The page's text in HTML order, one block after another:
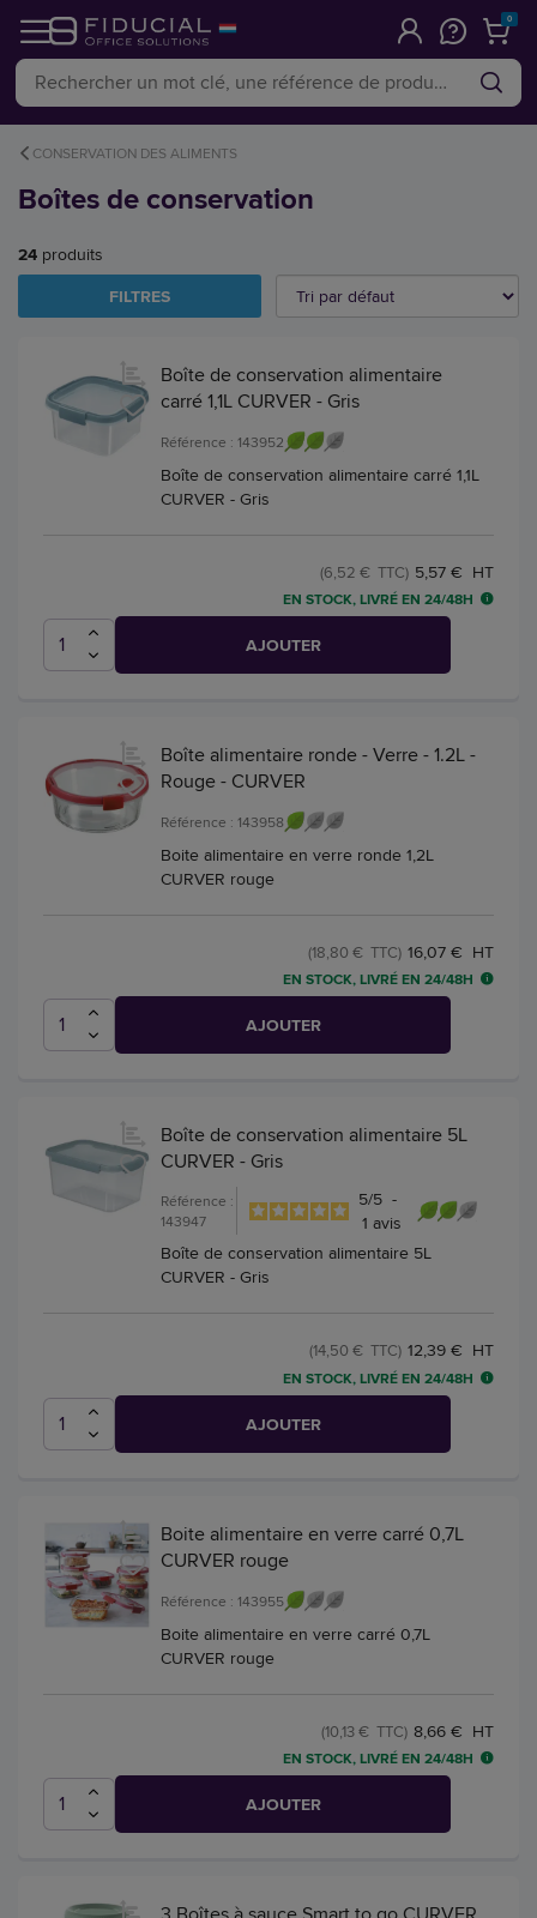
0
CONSERVATION DES ALIMENTS
Boîtes de conservation
24 produits
FILTRES
Boîte de conservation alimentaire
carré 1,1L CURVER - Gris
Référence : 143952
Boîte de conservation alimentaire carré 1,1L
CURVER - Gris
5,57 € HT
(6,52 € TTC)
EN STOCK, LIVRÉ EN 24/48H
AJOUTER
Boîte alimentaire ronde - Verre - 1.2L -
Rouge - CURVER
Référence : 143958
Boite alimentaire en verre ronde 1,2L
CURVER rouge
16,07 € HT
(18,80 € TTC)
EN STOCK, LIVRÉ EN 24/48H
AJOUTER
Boîte de conservation alimentaire 5L
CURVER - Gris
Référence :
143947
5/5 -
1 avis
Boîte de conservation alimentaire 5L
CURVER - Gris
12,39 € HT
(14,50 € TTC)
EN STOCK, LIVRÉ EN 24/48H
AJOUTER
Boite alimentaire en verre carré 0,7L
CURVER rouge
Référence : 143955
Boite alimentaire en verre carré 0,7L
CURVER rouge
8,66 € HT
(10,13 € TTC)
EN STOCK, LIVRÉ EN 24/48H
AJOUTER